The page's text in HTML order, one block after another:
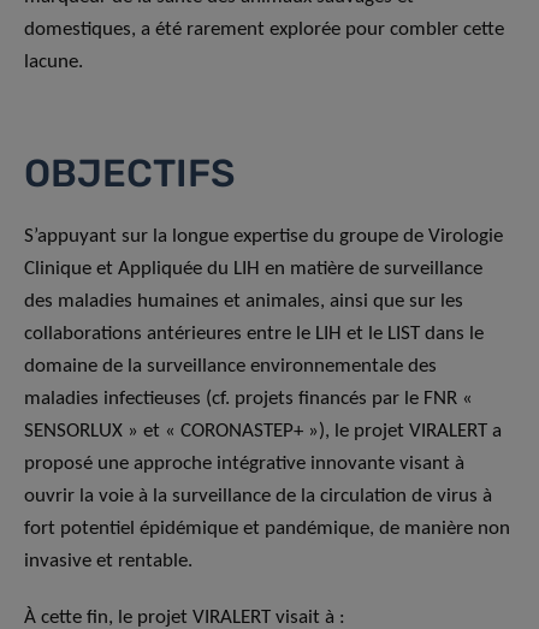
domestiques, a été rarement explorée pour combler cette
lacune.
OBJECTIFS
S’appuyant sur la longue expertise du groupe de Virologie
Clinique et Appliquée du LIH en matière de surveillance
des maladies humaines et animales, ainsi que sur les
collaborations antérieures entre le LIH et le LIST dans le
domaine de la surveillance environnementale des
maladies infectieuses (cf. projets financés par le FNR «
SENSORLUX » et « CORONASTEP+ »), le projet VIRALERT a
proposé une approche intégrative innovante visant à
ouvrir la voie à la surveillance de la circulation de virus à
fort potentiel épidémique et pandémique, de manière non
invasive et rentable.
À cette fin, le projet VIRALERT visait à :